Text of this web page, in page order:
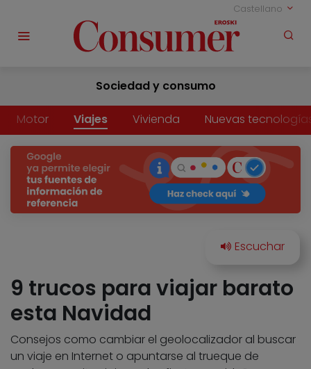
Castellano
Sociedad y consumo
Motor Viajes Vivienda Nuevas
9 trucos para viajar barato
esta Navidad
Consejos como cambiar el geolocalizador al buscar
un viaje en Internet o apuntarse al trueque de